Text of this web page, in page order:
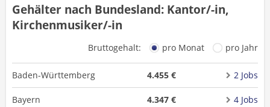
Gehälter nach Bundesland: Kantor/-in,
Kirchenmusiker/-in
Bruttogehalt: pro Monat pro Jahr
Baden-Württemberg 4.455 € 2 Jobs
Bayern 4.347 € 4 Jobs